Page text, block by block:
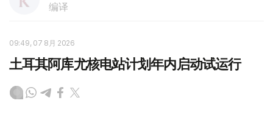
编译
09:49, 07 8月 2026
土耳其阿库尤核电站计划年内启动试运行